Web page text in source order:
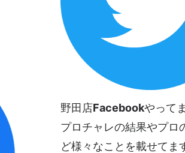
野田店Facebookやって
プロチャレの結果やプロ
ど様々なことを載せてま